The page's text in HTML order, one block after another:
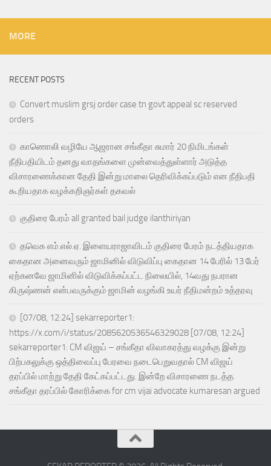
MORE
RECENT POSTS
Convert muslim grsj order case tn govt appeal sc reserved
orders
காணொலி வழியே ஆஜரான சங்கீதா சுமார் 20 நிமிடங்கள்
நீதிபதியிடம் தனது வாதங்களை முன்வைத்துள்ளார் அடுத்த
விசாரணைக்கான தேதி இன்று மாலை தெரிவிக்கப்படும் என நீதிபதி
கூறியதாக வழக்கறிஞர்கள் தகவல்
குதிரை பேரம் all granted bail judge ilanthiriyan
தவெக எம்.எல்.ஏ. இளையராஜாவிடம் குதிரை பேரம் நடத்தியதாக
கைதான அனைவரும் ஜாமினில் விடுவிப்பு கைதான 14 பேரில் 13 பேர்
ஏற்கனவே ஜாமினில் விடுவிக்கப்பட்ட நிலையில், 14வது நபரான
கிருஷ்ணன் என்பவருக்கும் ஜாமின் வழங்கி உயர் நீதிமன்றம் உத்தரவு
[07/08, 12:24] sekarreporter1:
https://x.com/i/status/2085620536546329028 [07/08, 12:24]
sekarreporter1: CM விஜய் – சங்கீதா விவாகரத்து வழக்கு இன்று
பிற்பகலுக்கு ஒத்திவைப்பு பேரவை நடைபெறுவதால் CM விஜய்
தரப்பில் மாற்று தேதி கேட்கப்பட்டது. இன்றே விசாரணை நடத்த
சங்கீதா தரப்பில் கோரிக்கை for cm vijai advocate kumaresan argued